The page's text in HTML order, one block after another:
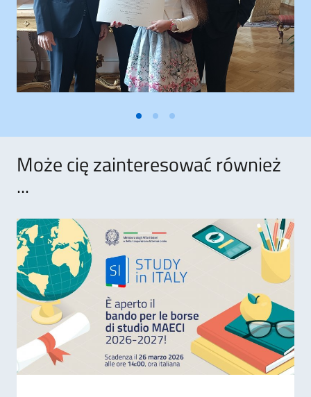
Może cię zainteresować również
...